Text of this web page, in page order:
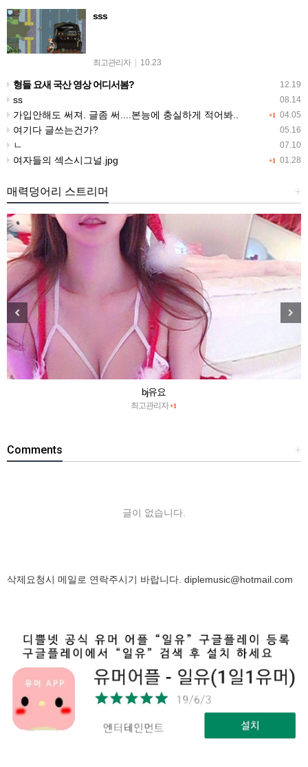
sss
최고관리자 10.23
12.19
형들 요새 국산 영상 어디서봄?
08.14
ss
+1 04.05
가입안해도 써져. 글좀 써....본능에 충실하게 적어봐..
05.16
여기다 글쓰는건가?
07.10
ㄴ
+1 01.28
여자들의 섹스시그널.jpg
+
매력덩어리 스트리머
bj유요
최고관리자+1
+
Comments
글이 없습니다.
삭제요청시 메일로 연락주시기 바랍니다. diplemusic@hotmail.com